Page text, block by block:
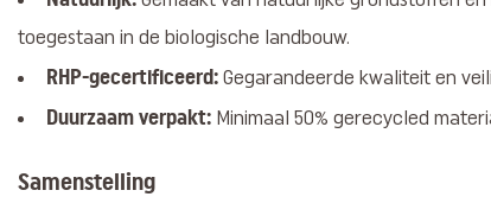
toegestaan in de biologische landbouw.
RHP-gecertificeerd: Gegarandeerde kwaliteit en
Duurzaam verpakt: Minimaal 50% gerecycled
Samenstelling